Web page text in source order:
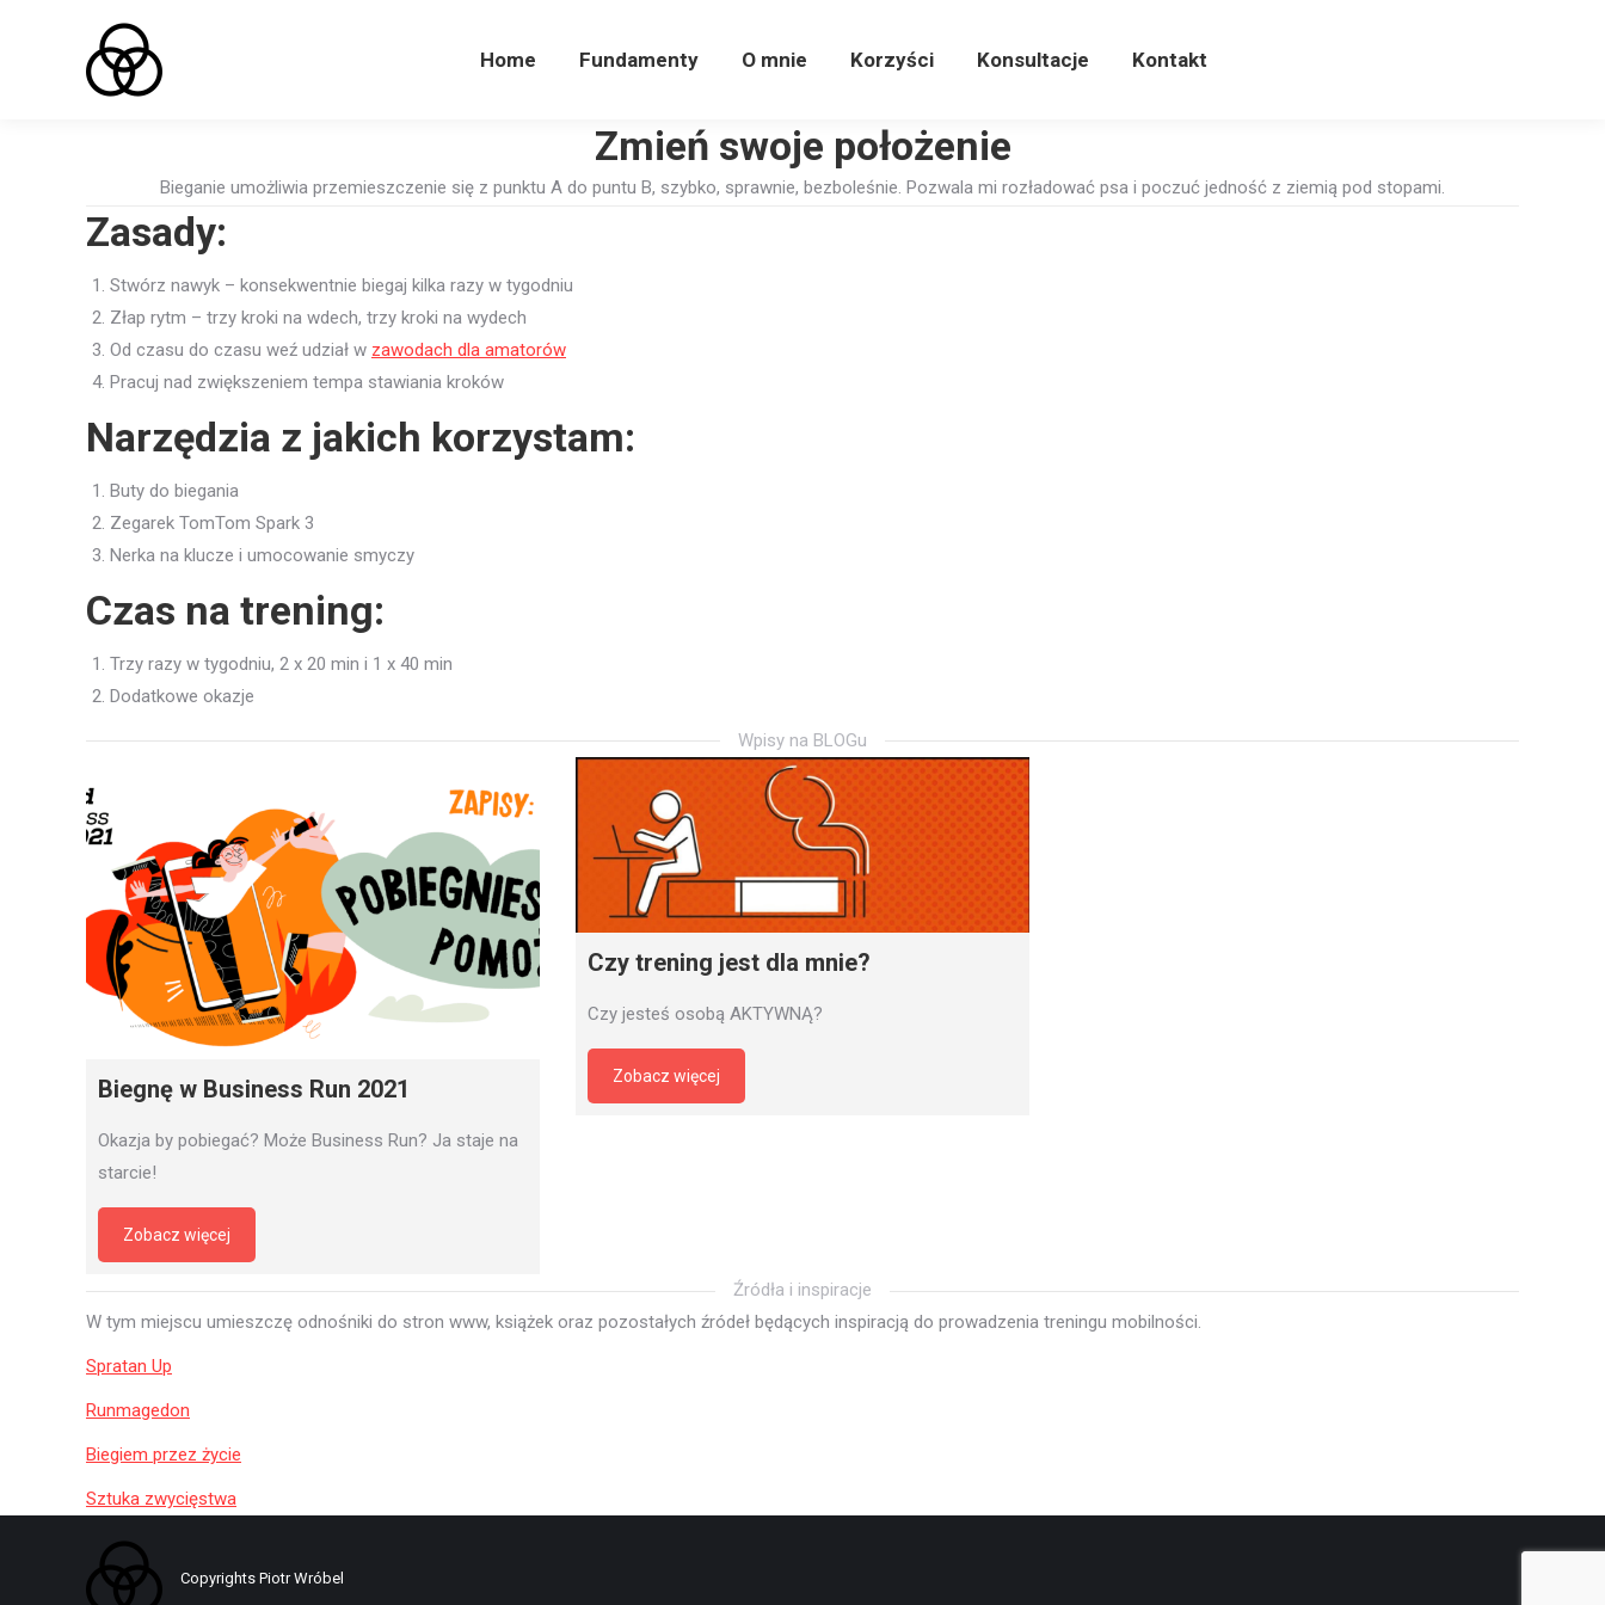
Home Fundamenty O mnie Korzyści Konsultacje Kontakt
Zmień swoje położenie
Bieganie umożliwia przemieszczenie się z punktu A do puntu B, szybko, sprawnie, bezboleśnie. Pozwala mi rozładować psa i poczuć jedność z ziemią pod stopami.
Zasady:
Stwórz nawyk – konsekwentnie biegaj kilka razy w tygodniu
Złap rytm – trzy kroki na wdech, trzy kroki na wydech
Od czasu do czasu weź udział w zawodach dla amatorów
Pracuj nad zwiększeniem tempa stawiania kroków
Narzędzia z jakich korzystam:
Buty do biegania
Zegarek TomTom Spark 3
Nerka na klucze i umocowanie smyczy
Czas na trening:
Trzy razy w tygodniu, 2 x 20 min i 1 x 40 min
Dodatkowe okazje
Wpisy na BLOGu
Biegnę w Business Run 2021
Okazja by pobiegać? Może Business Run? Ja staje na
starcie!
Zobacz więcej
Czy trening jest dla mnie?
Czy jesteś osobą AKTYWNĄ?
Zobacz więcej
Źródła i inspiracje
W tym miejscu umieszczę odnośniki do stron www, książek oraz pozostałych źródeł będących inspiracją do prowadzenia treningu mobilności.
Spratan Up
Runmagedon
Biegiem przez życie
Sztuka zwycięstwa
Copyrights Piotr Wróbel